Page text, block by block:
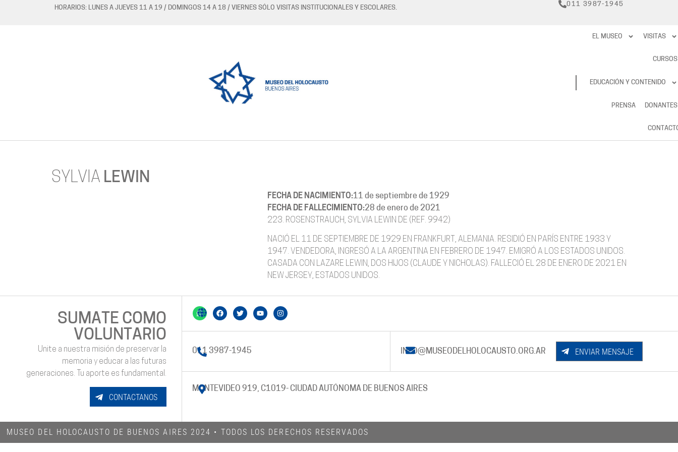
HORARIOS: LUNES A JUEVES 11 A 19 / DOMINGOS 14 A 18 / VIERNES SÓLO VISITAS INSTITUCIONALES Y ESCOLARES.
011 3987-1945
RESERVAS
EL MUSEO VISITAS
CURSOS
EDUCACIÓN Y CONTENIDO
PRENSA DONANTES
SYLVIA LEWIN
FECHA DE NACIMIENTO:11 de septiembre de 1929
FECHA DE FALLECIMIENTO:28 de enero de 2021
223. ROSENSTRAUCH, SYLVIA LEWIN DE (REF. 9942)
NACIÓ EL 11 DE SEPTIEMBRE DE 1929 EN FRANKFURT, ALEMANIA. RESIDIÓ EN PARÍS ENTRE 1933 Y
1947. VENDEDORA, INGRESÓ A LA ARGENTINA EN FEBRERO DE 1947. EMIGRÓ A LOS ESTADOS UNIDOS.
CASADA CON LAZARE LEWIN, DOS HIJOS (CLAUDE Y NICHOLAS). FALLECIÓ EL 28 DE ENERO DE 2021 EN
NEW JERSEY, ESTADOS UNIDOS.
SUMATE COMO
VOLUNTARIO
Unite a nuestra misión de preservar la
memoria y educar a las futuras
generaciones. Tu aporte es fundamental.
CONTACTANOS
011 3987-1945 INFO@MUSEODELHOLOCAUSTO.ORG.AR ENVIAR MENSAJE
MONTEVIDEO 919, C1019- CIUDAD AUTÓNOMA DE BUENOS AIRES
MUSEO DEL HOLOCAUSTO DE BUENOS AIRES 2024​ • TODOS LOS DERECHOS RESERVADOS